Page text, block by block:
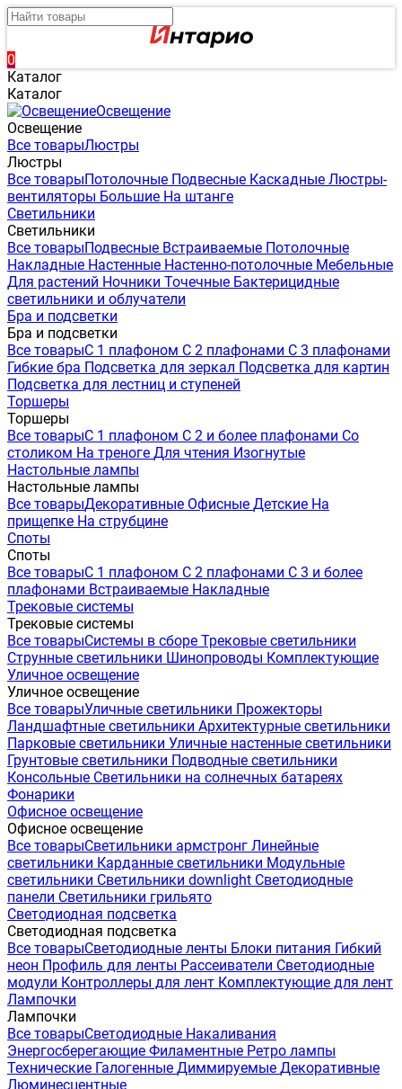
0
Каталог
Каталог
Освещение
Освещение
Все товарыЛюстры
Люстры
Все товарыПотолочные Подвесные Каскадные Люстры-
вентиляторы Большие На штанге
Светильники
Светильники
Все товарыПодвесные Встраиваемые Потолочные
Накладные Настенные Настенно-потолочные Мебельные
Для растений Ночники Точечные Бактерицидные
светильники и облучатели
Бра и подсветки
Бра и подсветки
Все товарыС 1 плафоном С 2 плафонами С 3 плафонами
Гибкие бра Подсветка для зеркал Подсветка для картин
Подсветка для лестниц и ступеней
Торшеры
Торшеры
Все товарыС 1 плафоном С 2 и более плафонами Со
столиком На треноге Для чтения Изогнутые
Настольные лампы
Настольные лампы
Все товарыДекоративные Офисные Детские На
прищепке На струбцине
Споты
Споты
Все товарыС 1 плафоном С 2 плафонами С 3 и более
плафонами Встраиваемые Накладные
Трековые системы
Трековые системы
Все товарыСистемы в сборе Трековые светильники
Струнные светильники Шинопроводы Комплектующие
Уличное освещение
Уличное освещение
Все товарыУличные светильники Прожекторы
Ландшафтные светильники Архитектурные светильники
Парковые светильники Уличные настенные светильники
Грунтовые светильники Подводные светильники
Консольные Светильники на солнечных батареях
Фонарики
Офисное освещение
Офисное освещение
Все товарыСветильники армстронг Линейные
светильники Карданные светильники Модульные
светильники Светильники downlight Светодиодные
панели Светильники грильято
Светодиодная подсветка
Светодиодная подсветка
Все товарыСветодиодные ленты Блоки питания Гибкий
неон Профиль для ленты Рассеиватели Светодиодные
модули Контроллеры для лент Комплектующие для лент
Лампочки
Лампочки
Все товарыСветодиодные Накаливания
Энергосберегающие Филаментные Ретро лампы
Технические Галогенные Диммируемые Декоративные
Люминесцентные